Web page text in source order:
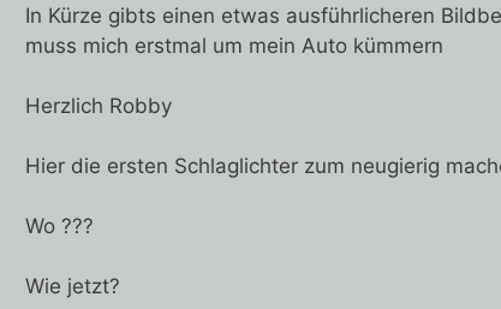
In Kürze gibts einen etwas ausführlicheren
muss mich erstmal um mein Auto kümmern
Herzlich Robby
Hier die ersten Schlaglichter zum neugierig
Wo ???
Wie jetzt?